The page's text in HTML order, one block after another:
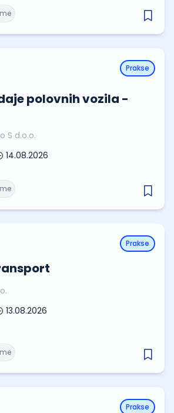
Prakse
polovnih vozila -
S d.o.o.
14.08.2026
Prakse
13.08.2026
Prakse